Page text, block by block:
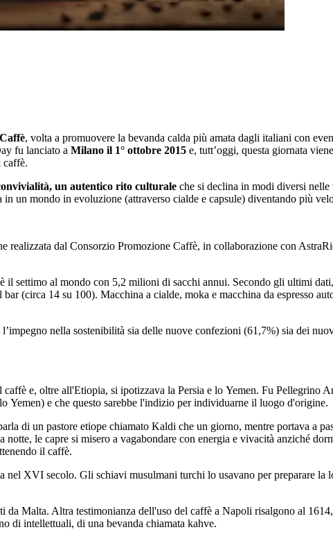
, volta a promuovere la bevanda calda più amata dagli italiani con
fu lanciato a Milano il 1° ottobre 2015 e, tutt’oggi, questa giornata
caffè.
un autentico rito culturale che si declina in modi diversi
un mondo in evoluzione (attraverso cialde e capsule) diventando più
dal Consorzio Promozione Caffè, in collaborazione con
il settimo al mondo con 5,2 milioni di sacchi annui. Secondo gli ultimi
(circa 14 su 100). Macchina a cialde, moka e macchina da espresso
nella sostenibilità sia delle nuove confezioni (61,7%) sia dei
e, oltre all'Etiopia, si ipotizzava la Persia e lo Yemen. Fu Pellegrino
Yemen) e che questo sarebbe l'indizio per individuarne il luogo d'origine.
di un pastore etiope chiamato Kaldi che un giorno, mentre portava a
le capre si misero a vagabondare con energia e vivacità anziché
il caffè.
XVI secolo. Gli schiavi musulmani turchi lo usavano per preparare la
da Malta. Altra testimonianza dell'uso del caffè a Napoli risalgono al
di intellettuali, di una bevanda chiamata kahve.